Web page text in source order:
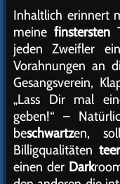
Inhaltlich erinnert
meine finstersten
jeden Zweifler
Vorahnungen an
Gesangsverein,
„Lass Dir mal
geben!“ –
beschwartzen,
Billigqualitätenteer
einen der Dark